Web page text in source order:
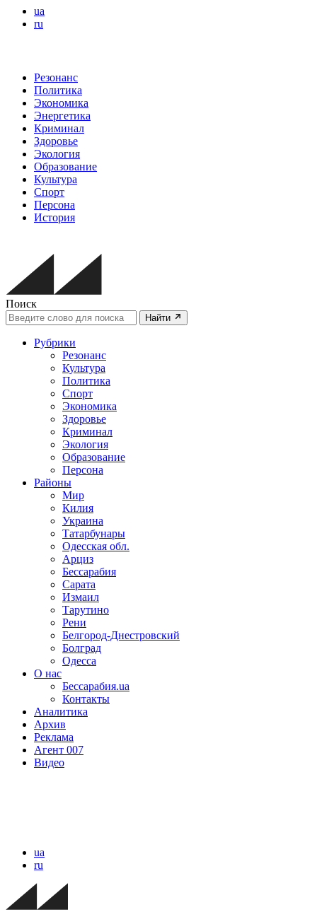
ua
ru
Резонанс
Политика
Экономика
Энергетика
Криминал
Здоровье
Экология
Образование
Культура
Спорт
Персона
История
Поиск
Найти
Рубрики
Резонанс
Культура
Политика
Спорт
Экономика
Здоровье
Криминал
Экология
Образование
Персона
Районы
Мир
Килия
Украина
Татарбунары
Одесская обл.
Арциз
Бессарабия
Сарата
Измаил
Тарутино
Рени
Белгород-Днестровский
Болград
Одесса
О нас
Бессарабия.ua
Контакты
Аналитика
Архив
Реклама
Агент 007
Видео
ua
ru